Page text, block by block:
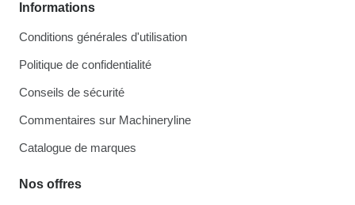
Informations
Conditions générales d'utilisation
Politique de confidentialité
Conseils de sécurité
Commentaires sur Machineryline
Catalogue de marques
Nos offres